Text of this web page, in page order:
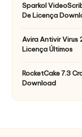
Sparkol
De Licença
Avira Antivir Virus
Licença Últimos
RocketCake 7.3
Download